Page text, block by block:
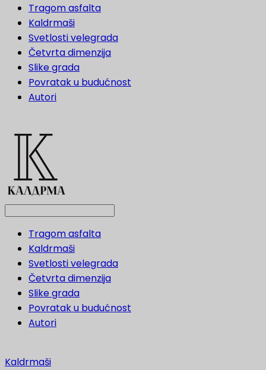
Tragom asfalta
Kaldrmaši
Svetlosti velegrada
Četvrta dimenzija
Slike grada
Povratak u budućnost
Autori
Tragom asfalta
Kaldrmaši
Svetlosti velegrada
Četvrta dimenzija
Slike grada
Povratak u budućnost
Autori
Kaldrmaši